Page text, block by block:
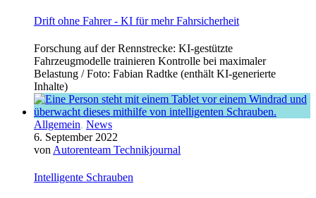
Drift ohne Fahrer - KI für mehr Fahrsicherheit
Forschung auf der Rennstrecke: KI-gestützte
Fahrzeugmodelle trainieren Kontrolle bei maximaler
Belastung / Foto: Fabian Radtke (enthält KI-generierte
Inhalte)
Allgemein, News
6. September 2022
von Autorenteam Technikjournal
Intelligente Schrauben